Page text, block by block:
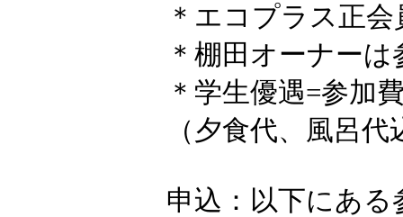
＊エコプラス正
＊棚田オーナー
＊学生優遇=参加
（夕食代、風呂代
申込：以下にある